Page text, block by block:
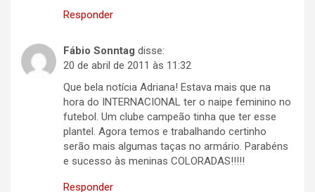
Responder
Fábio Sonntag disse:
20 de abril de 2011 às 11:32
Que bela notícia Adriana! Estava mais que na
hora do INTERNACIONAL ter o naipe feminino no
futebol. Um clube campeão tinha que ter esse
plantel. Agora temos e trabalhando certinho
serão mais algumas taças no armário. Parabéns
e sucesso às meninas COLORADAS!!!!!
Responder